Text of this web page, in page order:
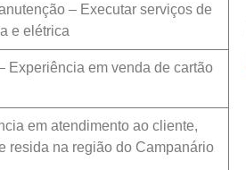
– Executar serviços de
e elétrica
Experiência em venda de cartão
em atendimento ao cliente,
resida na região do Campanário